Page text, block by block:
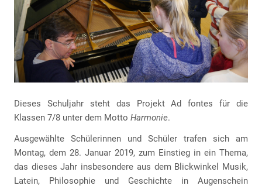
Dieses Schuljahr steht das Projekt Ad fontes für die
Klassen 7/8 unter dem Motto Harmonie.
Ausgewählte Schülerinnen und Schüler trafen sich am
Montag, dem 28. Januar 2019, zum Einstieg in ein Thema,
das dieses Jahr insbesondere aus dem Blickwinkel Musik,
Latein, Philosophie und Geschichte in Augenschein